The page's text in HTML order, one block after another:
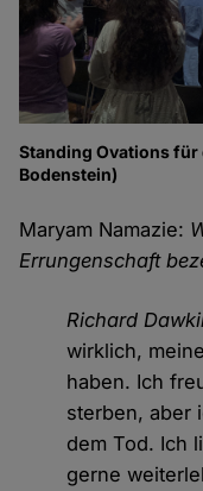
Standing Ovations
Bodenstein)
Maryam Namazie:
Errungenschaft
Richard
wirklich,
haben. Ich
sterben, aber
dem Tod. Ich
gerne